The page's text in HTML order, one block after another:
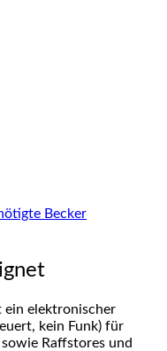
Becker
ein elektronischer
kein Funk) für
Raffstores und